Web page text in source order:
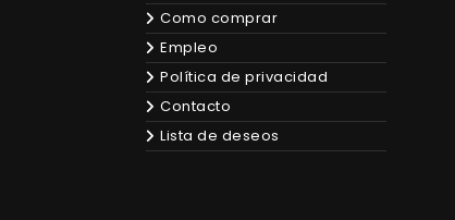
Como comprar
Empleo
Política de privacidad
Contacto
Lista de deseos